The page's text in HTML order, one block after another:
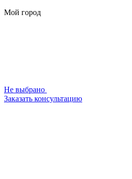
Мой город
Не выбрано
Заказать консультацию